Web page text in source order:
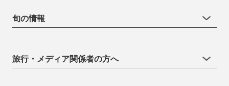
旬の情報
旅行・メディア関係者の方へ